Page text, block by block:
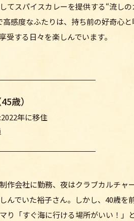
てスパイスカレーを提供する“流しの
感度なふたりは、持ち前の好奇心と
する日々を楽しんでいます。
歳）
年に移住
作会社に勤務、夜はクラブカルチャ
んでいた裕子さん。しかし、40歳を
り「すぐ海に行ける場所がいい！」